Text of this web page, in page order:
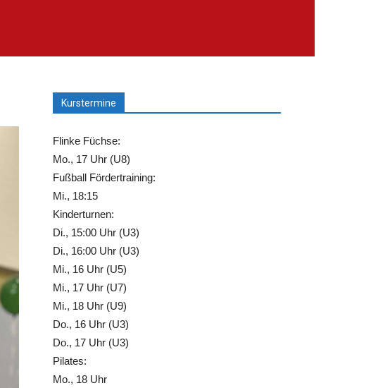
Kurstermine
Flinke Füchse:
Mo., 17 Uhr (U8)
Fußball Fördertraining:
Mi., 18:15
Kinderturnen:
Di., 15:00 Uhr (U3)
Di., 16:00 Uhr (U3)
Mi., 16 Uhr (U5)
Mi., 17 Uhr (U7)
Mi., 18 Uhr (U9)
Do., 16 Uhr (U3)
Do., 17 Uhr (U3)
Pilates:
Mo., 18 Uhr